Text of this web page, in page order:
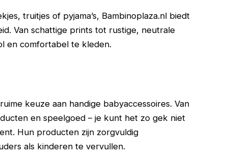
truitjes of pyjama’s, Bambinoplaza.nl biedt
Van schattige prints tot rustige, neutrale
en comfortabel te kleden.
keuze aan handige babyaccessoires. Van
en speelgoed – je kunt het zo gek niet
Hun producten zijn zorgvuldig
als kinderen te vervullen.